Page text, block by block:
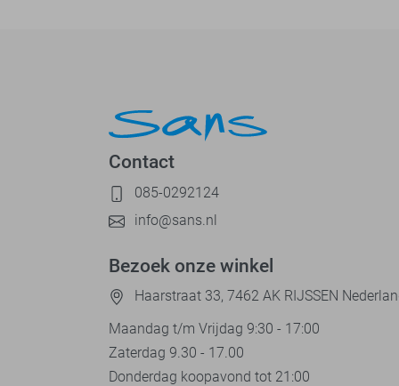
Contact
085-0292124
info@sans.nl
Bezoek onze winkel
Haarstraat 33, 7462 AK RIJSSEN
Maandag t/m Vrijdag 9:30 - 17:00
Zaterdag 9.30 - 17.00
Donderdag koopavond tot 21:00